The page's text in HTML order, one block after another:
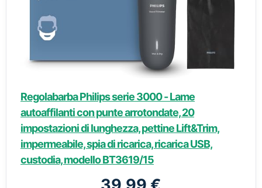
Regolabarba Philips serie 3000 - Lame
autoaffilanti con punte arrotondate, 20
impostazioni di lunghezza, pettine Lift&Trim,
impermeabile, spia di ricarica, ricarica USB,
custodia, modello BT3619/15